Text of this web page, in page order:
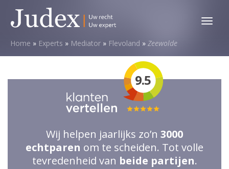
Toggle
Home » Experts » Mediator » Flevoland » Zeewolde
9.5
Totale
waardering:
5
van
Wij helpen jaarlijks zo’n 3000
echtparen om te scheiden. Tot volle
tevredenheid van beide partijen.